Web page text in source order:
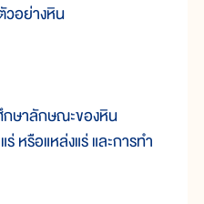
อย่างหิน
กษาลักษณะของหิน
หรือแหล่งแร่ และการทำ